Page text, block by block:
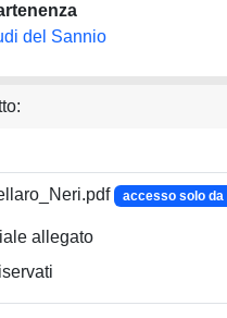
del Sannio
accesso solo da
allegato